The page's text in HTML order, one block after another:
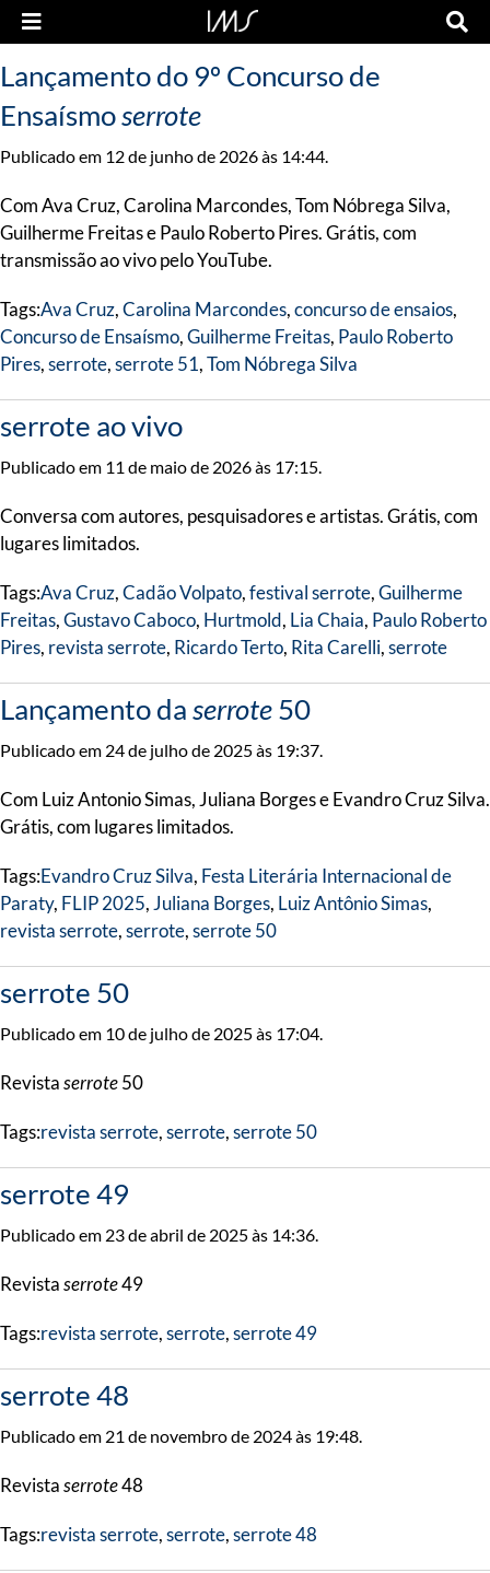
Lançamento do 9º Concurso de
Ensaísmoserrote
Publicado em 12 de junho de 2026 às 14:44.
Com Ava Cruz, Carolina Marcondes, Tom Nóbrega Silva,
Guilherme Freitas e Paulo Roberto Pires. Grátis, com
transmissão ao vivo pelo YouTube.
Tags:Ava Cruz,Carolina Marcondes,concurso de ensaios,
Concurso de Ensaísmo,Guilherme Freitas, Paulo Roberto
Pires,serrote,serrote 51,Tom Nóbrega Silva
serrote ao vivo
Publicado em 11 de maio de 2026 às 17:15.
Conversa com autores, pesquisadores e artistas. Grátis, com
lugares limitados.
Tags:Ava Cruz,Cadão Volpato,festival serrote,Guilherme
Freitas,Gustavo Caboco, Hurtmold, Lia Chaia, Paulo Roberto
Pires, revista serrote, Ricardo Terto, Rita Carelli,serrote
Lançamento daserrote50
Publicado em 24 de julho de 2025 às 19:37.
Com Luiz Antonio Simas, Juliana Borges e Evandro Cruz Silva.
Grátis, com lugares limitados.
Tags:Evandro Cruz Silva, Festa Literária Internacional de
Paraty, FLIP 2025, Juliana Borges, Luiz Antônio Simas,
revista serrote,serrote,serrote 50
serrote 50
Publicado em 10 de julho de 2025 às 17:04.
Revistaserrote50
Tags:revista serrote,serrote,serrote 50
serrote 49
Publicado em 23 de abril de 2025 às 14:36.
Revistaserrote49
Tags:revista serrote,serrote,serrote 49
serrote 48
Publicado em 21 de novembro de 2024 às 19:48.
Revistaserrote48
Tags:revista serrote,serrote,serrote 48